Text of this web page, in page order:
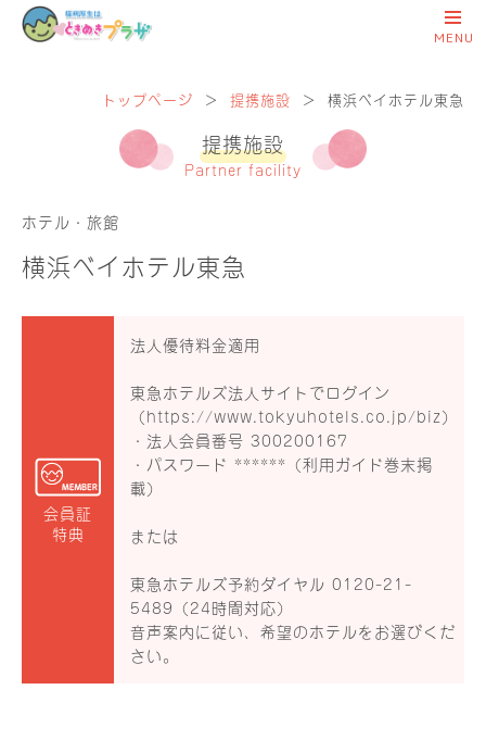
トップページ ＞ 提携施設 ＞ 横浜ベイホテル東急
提携施設
Partner facility
ホテル・旅館
横浜ベイホテル東急
会員証
特典
法人優待料金適用
東急ホテルズ法人サイトでログイン
（https://www.tokyuhotels.co.jp/biz）
・法人会員番号 300200167
・パスワード ******（利用ガイド巻末掲
載）
または
東急ホテルズ予約ダイヤル 0120-21-
5489（24時間対応）
音声案内に従い、希望のホテルをお選びくだ
さい。